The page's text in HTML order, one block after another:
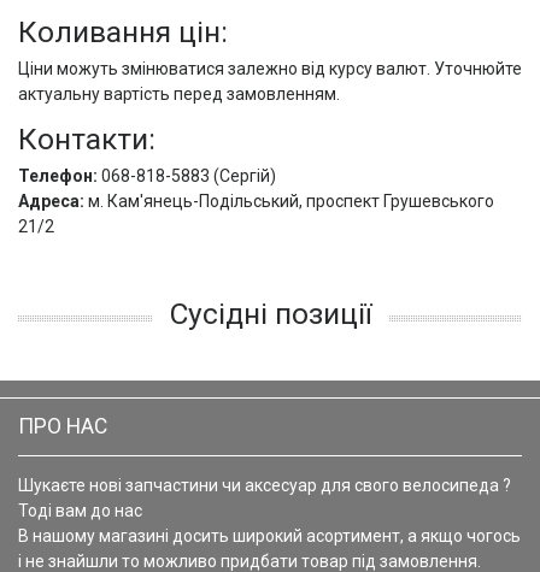
Коливання цін:
Ціни можуть змінюватися залежно від курсу валют. Уточнюйте
актуальну вартість перед замовленням.
Контакти:
Телефон: 068-818-5883 (Сергій)
Адреса: м. Кам'янець-Подільський, проспект Грушевського
21/2
Сусідні позиції
ПРО НАС
Шукаєте нові запчастини чи аксесуар для свого велосипеда ?
Тоді вам до нас
В нашому магазині досить широкий асортимент, а якщо чогось
і не знайшли то можливо придбати товар під замовлення.